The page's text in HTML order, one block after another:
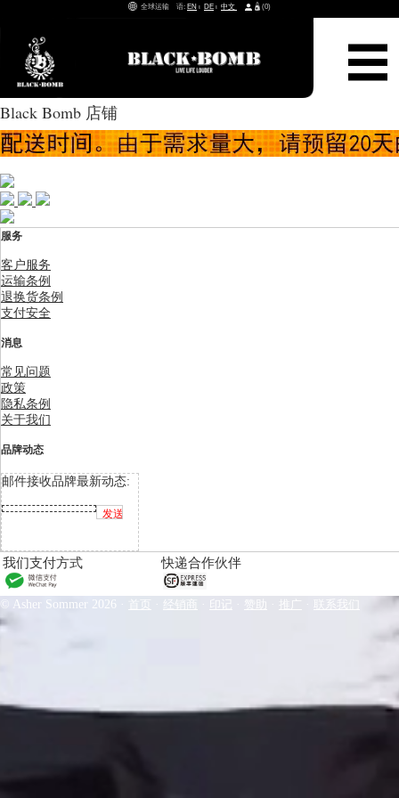
全球运输 语: EN ι DE ι 中文 (0)
Black Bomb 店铺
服务
客户服务
运输条例
退换货条例
支付安全
消息
常见问题
政策
隐私条例
关于我们
品牌动态
邮件接收品牌最新动态:
我们支付方式 快递合作伙伴
© Asher Sommer 2026 · 首页 · 经销商 印记 赞助 推广 联系我们